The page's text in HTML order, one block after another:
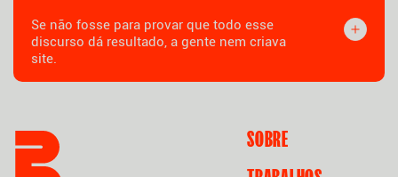
Se não fosse para provar que todo esse
discurso dá resultado, a gente nem criava
site.
SOBRE